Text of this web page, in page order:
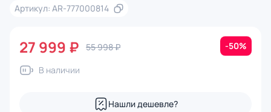
Артикул: AR-777000814
27 999 ₽ 55 998 ₽ -50%
В наличии
Нашли дешевле?